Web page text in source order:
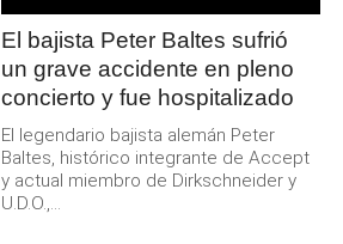
El bajista Peter Baltes sufrió
un grave accidente en pleno
concierto y fue hospitalizado
El legendario bajista alemán Peter
Baltes, histórico integrante de Accept
y actual miembro de Dirkschneider y
U.D.O.,...